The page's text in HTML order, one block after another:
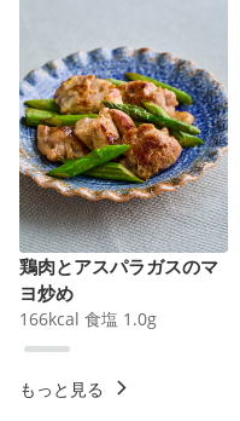
鶏肉とアスパラガスのマ
ヨ炒め
166kcal 食塩 1.0g
もっと見る